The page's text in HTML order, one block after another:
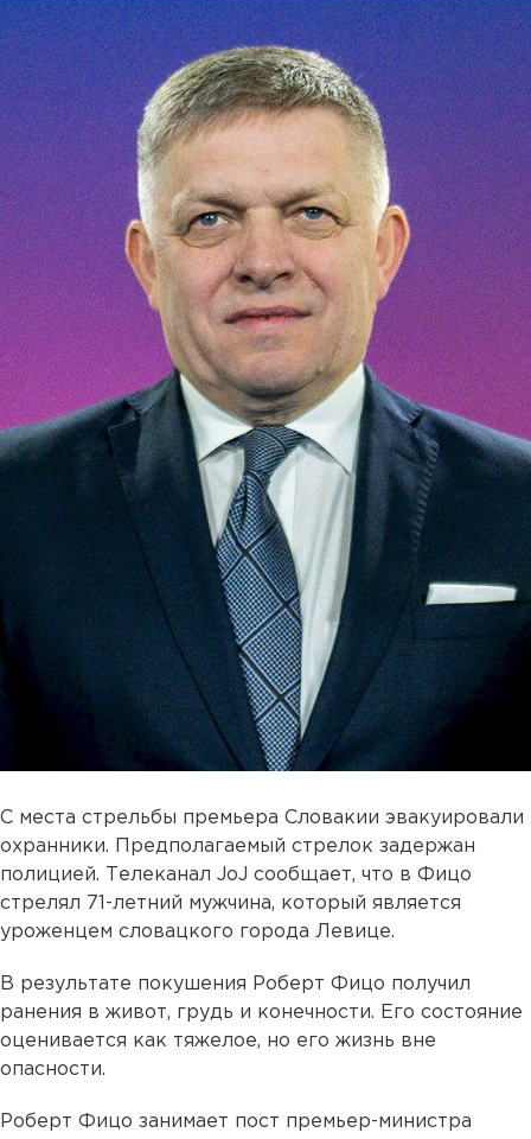
С места стрельбы премьера Словакии эвакуировали
охранники. Предполагаемый стрелок задержан
полицией. Телеканал JoJ сообщает, что в Фицо
стрелял 71-летний мужчина, который является
уроженцем словацкого города Левице.
В результате покушения Роберт Фицо получил
ранения в живот, грудь и конечности. Его состояние
оценивается как тяжелое, но его жизнь вне
опасности.
Роберт Фицо занимает пост премьер-министра